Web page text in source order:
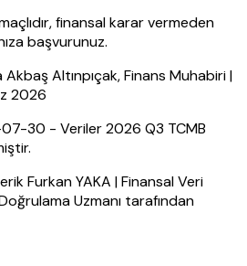
finansal karar vermeden
başvurunuz.
Altınpıçak, Finans Muhabiri |
2026
30 - Veriler 2026 Q3 TCMB
Furkan YAKA | Finansal Veri
Uzmanı tarafından